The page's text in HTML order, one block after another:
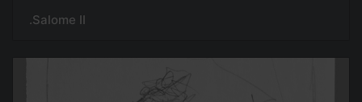
Salome II.